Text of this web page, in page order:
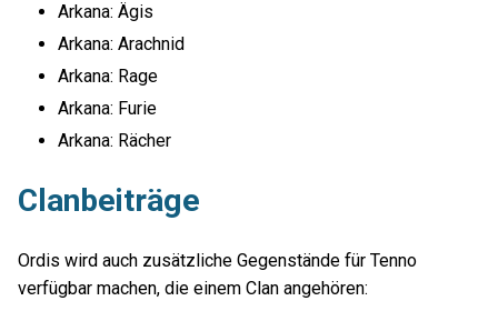
Arkana: Ägis
Arkana: Arachnid
Arkana: Rage
Arkana: Furie
Arkana: Rächer
Clanbeiträge
Ordis wird auch zusätzliche Gegenstände für Tenno
verfügbar machen, die einem Clan angehören: